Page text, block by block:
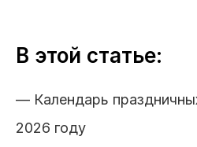
В этой статье:
— Календарь
2026 году